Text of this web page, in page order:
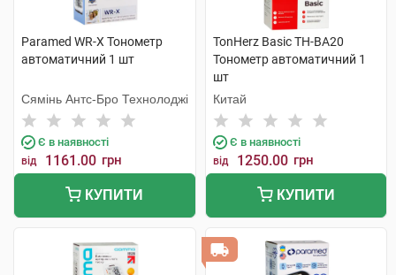
Paramed WR-X Тонометр
автоматичний 1 шт
Сямінь Антс-Бро Технолоджі
Є в наявності
від 1161.00 грн
КУПИТИ
TonHerz Basic ТН-ВА20
Тонометр автоматичний 1
шт
Китай
Є в наявності
від 1250.00 грн
КУПИТИ